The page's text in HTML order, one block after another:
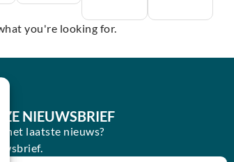
you're looking for.
NIEUWSBRIEF
het laatste nieuws?